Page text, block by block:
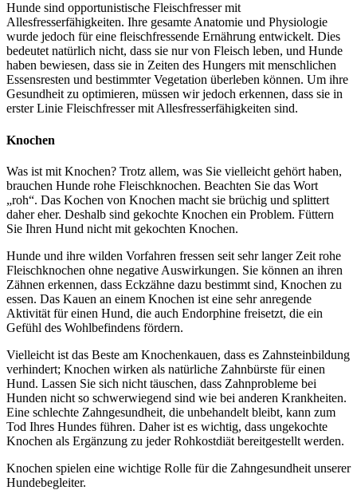
Hunde sind opportunistische Fleischfresser mit
Allesfresserfähigkeiten. Ihre gesamte Anatomie und Physiologie
wurde jedoch für eine fleischfressende Ernährung entwickelt. Dies
bedeutet natürlich nicht, dass sie nur von Fleisch leben, und Hunde
haben bewiesen, dass sie in Zeiten des Hungers mit menschlichen
Essensresten und bestimmter Vegetation überleben können. Um ihre
Gesundheit zu optimieren, müssen wir jedoch erkennen, dass sie in
erster Linie Fleischfresser mit Allesfresserfähigkeiten sind.
Knochen
Was ist mit Knochen? Trotz allem, was Sie vielleicht gehört haben,
brauchen Hunde rohe Fleischknochen. Beachten Sie das Wort
„roh“. Das Kochen von Knochen macht sie brüchig und splittert
daher eher. Deshalb sind gekochte Knochen ein Problem. Füttern
Sie Ihren Hund nicht mit gekochten Knochen.
Hunde und ihre wilden Vorfahren fressen seit sehr langer Zeit rohe
Fleischknochen ohne negative Auswirkungen. Sie können an ihren
Zähnen erkennen, dass Eckzähne dazu bestimmt sind, Knochen zu
essen. Das Kauen an einem Knochen ist eine sehr anregende
Aktivität für einen Hund, die auch Endorphine freisetzt, die ein
Gefühl des Wohlbefindens fördern.
Vielleicht ist das Beste am Knochenkauen, dass es Zahnsteinbildung
verhindert; Knochen wirken als natürliche Zahnbürste für einen
Hund. Lassen Sie sich nicht täuschen, dass Zahnprobleme bei
Hunden nicht so schwerwiegend sind wie bei anderen Krankheiten.
Eine schlechte Zahngesundheit, die unbehandelt bleibt, kann zum
Tod Ihres Hundes führen. Daher ist es wichtig, dass ungekochte
Knochen als Ergänzung zu jeder Rohkostdiät bereitgestellt werden.
Knochen spielen eine wichtige Rolle für die Zahngesundheit unserer
Hundebegleiter.